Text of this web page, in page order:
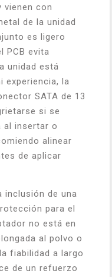
vienen con
de la unidad
es ligero
PCB evita
unidad está
experiencia, la
SATA de 13
si se
al insertar o
alinear
de aplicar
inclusión de una
para el
no está en
al polvo o
fiabilidad a largo
de un refuerzo